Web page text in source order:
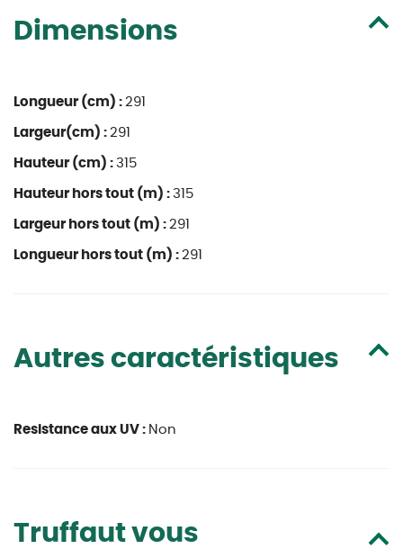
Dimensions
Longueur (cm) : 291
Largeur(cm) : 291
Hauteur (cm) : 315
Hauteur hors tout (m) : 315
Largeur hors tout (m) : 291
Longueur hors tout (m) : 291
Autres caractéristiques
Resistance aux UV : Non
Truffaut vous